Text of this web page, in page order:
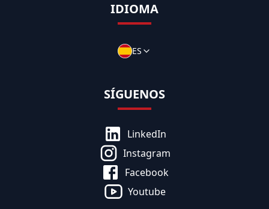
IDIOMA
ES
SÍGUENOS
LinkedIn
Instagram
Facebook
Youtube